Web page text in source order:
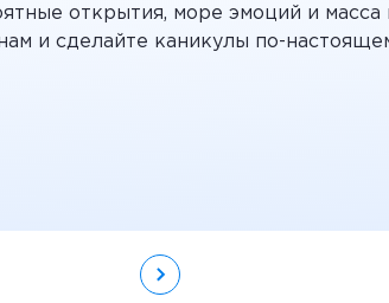
открытия, море эмоций и масса
и сделайте каникулы по-